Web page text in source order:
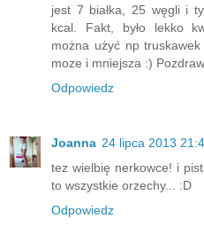
jest 7 białka, 25 węgli i
kcal. Fakt, było lekko
można użyć np
moze i mniejsza :)
Odpowiedz
Joanna 24 lipca 2013
tez wielbię nerkowce! i
to wszystkie orzechy... :D
Odpowiedz